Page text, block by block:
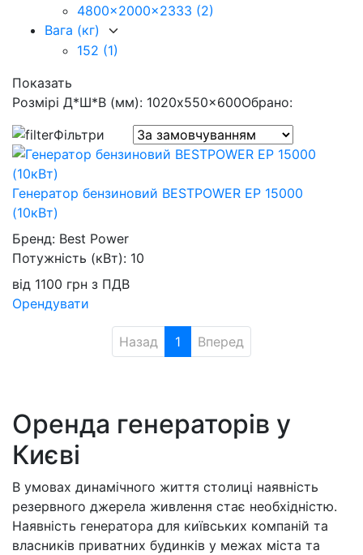
4800x2000x2333 (2)
Вага (кг)
152 (1)
Показать
Розмірі Д*Ш*В (мм): 1020x550x600Обрано:
Фільтри
Генератор бензиновий BESTPOWER EP 15000
(10кВт)
Бренд: Best Power
Потужність (кВт): 10
від 1100 грн з ПДВ
Орендувати
Назад 1 Вперед
Оренда генераторів у
Києві
В умовах динамічного життя столиці наявність
резервного джерела живлення стає необхідністю.
Наявність генератора для київських компаній та
власників приватних будинків у межах міста та